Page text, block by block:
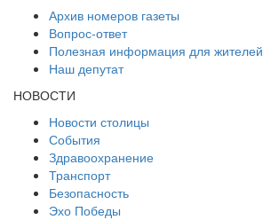
Архив номеров газеты
Вопрос-ответ
Полезная информация для жителей
Наш депутат
НОВОСТИ
Новости столицы
События
Здравоохранение
Транспорт
Безопасность
Эхо Победы